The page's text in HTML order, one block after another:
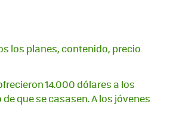
los planes, contenido, precio
14.000 dólares a los
que se casasen. A los jóvenes